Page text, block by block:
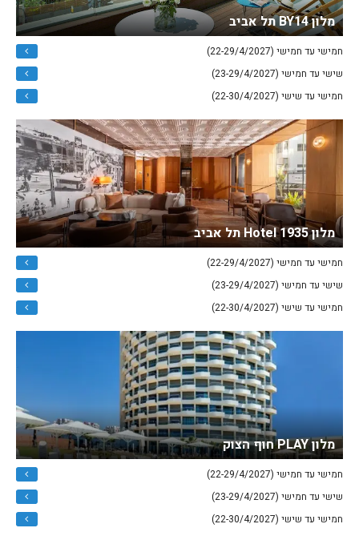
מלון BY14 תל אביב
חמישי עד חמישי (22-29/4/2027)
שישי עד חמישי (23-29/4/2027)
חמישי עד שישי (22-30/4/2027)
מלון Hotel 1935 תל אביב
חמישי עד חמישי (22-29/4/2027)
שישי עד חמישי (23-29/4/2027)
חמישי עד שישי (22-30/4/2027)
מלון PLAY חוף הצוק
חמישי עד חמישי (22-29/4/2027)
שישי עד חמישי (23-29/4/2027)
חמישי עד שישי (22-30/4/2027)